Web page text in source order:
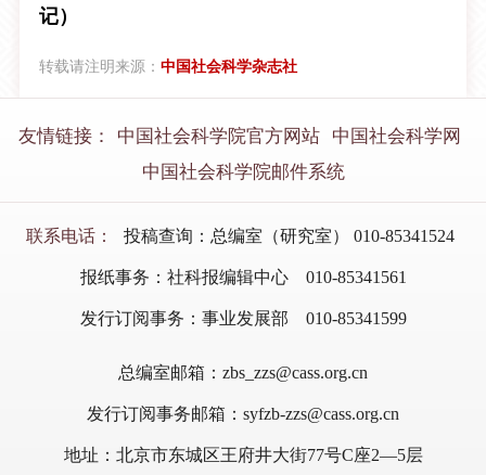
记）
转载请注明来源： 中国社会科学杂志社
友情链接： 中国社会科学院官方网站
中国社会科学网
中国社会科学院邮件系统
联系电话： 投稿查询：总编室（研究室） 010-85341524
报纸事务：社科报编辑中心 010-85341561
发行订阅事务：事业发展部 010-85341599
总编室邮箱：zbs_zzs@cass.org.cn
发行订阅事务邮箱：syfzb-zzs@cass.org.cn
地址：北京市东城区王府井大街77号C座2—5层